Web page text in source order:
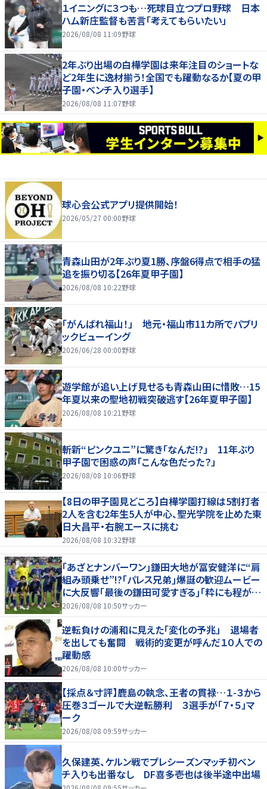
１イニングに３つも…死球目立つプロ野球 日本
ハム新庄監督も苦言「考えてもらいたい」
2026/08/08 11:09野球
2年ぶり出場の白樺学園は来年注目のショートな
ど2年生に逸材揃う！全国でも躍動なるか【夏の甲
子園・ベンチ入り選手】
2026/08/08 11:07野球
球心会公式アプリ提供開始！
2026/05/27 00:00野球
青森山田が2年ぶり夏1勝、序盤6得点で相手の猛
追を振り切る【26年夏甲子園】
2026/08/08 10:22野球
「がんばれ福山！」 地元・福山市11カ所でパブリ
ックビューイング
2026/06/28 00:00野球
遊学館が追い上げ見せるも青森山田に惜敗…15
年夏以来の聖地初戦突破逃す【26年夏甲子園】
2026/08/08 10:21 野球
斬新“ピンクユニ”に驚き「なんだ!?」 11年ぶり
甲子園で困惑の声「こんな色だった？」
2026/08/08 10:06野球
【8日の甲子園見どころ】白樺学園打線は5割打者
2人を含む2年生5人が中心、聖光学院を止めた東
日大昌平・右腕エースに挑む
2026/08/08 10:32野球
｢あざとナンバーワン｣鎌田大地が冨安健洋に“肩
組み頭乗せ”!?｢パレス兄弟｣爆誕の歓迎ムービー
に大反響｢最後の鎌田可愛すぎる｣｢粋にも程があ
る！」
2026/08/08 10:50サッカー
逆転負けの浦和に見えた「変化の予兆」 退場者
を出しても奮闘 戦術的変更が呼んだ１０人での
躍動感
2026/08/08 10:00サッカー
【採点＆寸評】鹿島の執念、王者の貫禄…１-３から
圧巻３ゴールで大逆転勝利 ３選手が「７・５」マ
ーク
2026/08/08 09:59サッカー
久保建英、ケルン戦でプレシーズンマッチ初ベン
チ入りも出番なし DF喜多壱也は後半途中出場